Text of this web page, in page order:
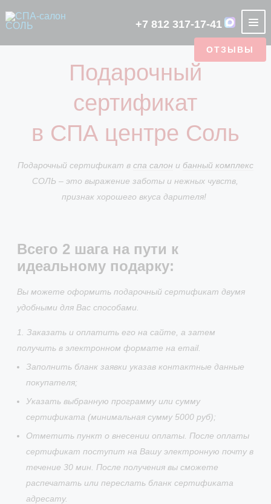
СПА САЛОН
УСЛУГИ СПА
ПОДБЕРИТЕ СЕБЕ ПРОГРАММУ
ОТДЕЛЬНЫЕ ЗОНЫ
КОНТАКТЫ
+7 812 317-17-41
ОТЗЫВЫ
Подарочный
сертификат
в СПА центре Соль
Подарочный сертификат в спа салон и банный комплекс
СОЛЬ – это выражение заботы и нежных чувств,
признак хорошего вкуса дарителя!
Всего 2 шага на пути к
идеальному подарку:
Вы можете оформить подарочный сертификат двумя
удобными для Вас способами.
1. Заказать и оплатить его на сайте, а затем
получить в электронном формате на email.
Заполнить бланк заявки указав контактные данные
покупателя;
Указать выбранную программу или сумму
сертификата (минимальная сумму 5000 руб);
Отметить пункт о внесении оплаты. После оплаты
сертификат поступит на Вашу электронную почту в
течение 30 мин. После получения вы сможете
распечатать или переслать бланк сертификата
адресату.
ПОДАРОЧНЫЙЭТИКЕТ
СПА
ФОТОГАЛЕРЕЯ
СТАТЬИ CASHBACK
SPA ДЛЯ
АЮРВЕДА
РУССКАЯ
ДРОВАХ
ЯПОНСКАЯ
БАНЯ
ТУРЕЦКАЯ
БАНЯ
LUX
ПРОГРАММЫ
И ДЕВИЧНИКИ
ФИТО БАНЯ
ТУРЕЦКАЯ
БАНЯ
ХАММАМ
ЯПОНСКАЯ
АРЕНДА
БАНИ